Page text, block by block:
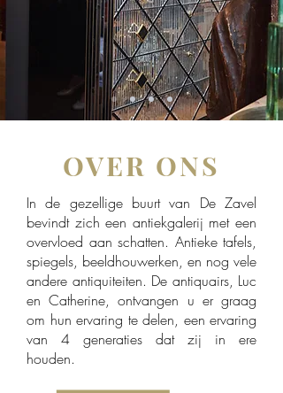
OVER ONS
In de gezellige buurt van De Zavel
bevindt zich een antiekgalerij met een
overvloed aan schatten. Antieke tafels,
spiegels, beeldhouwerken, en nog vele
andere antiquiteiten. De antiquairs, Luc
en Catherine, ontvangen u er graag
om hun ervaring te delen, een ervaring
van 4 generaties dat zij in ere
houden.